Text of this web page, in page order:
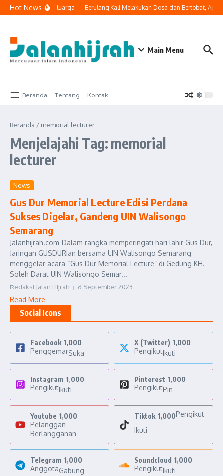
Lewati ke konten
Hot News
ke Ruang Keluarga Berulang Kali Melakukan Dosa dan Bertobat,
Main Menu
Beranda Tentang Kontak
Beranda / memorial lecturer
Menjelajahi Tag: memorial
lecturer
News
Gus Dur Memorial Lecture Edisi Perdana
Sukses Digelar, Gandeng UIN Walisongo
Semarang
Jalanhijrah.com-Dalam rangka memperingati hari lahir Gus Dur,
Jaringan GUSDURian bersama UIN Walisongo Semarang
menggelar acara “Gus Dur Memorial Lecture” di Gedung KH.
Soleh Darat UIN Walisongo Semar...
Redaksi Jalan Hijrah 6 September 2023
Read More
Social Icons
Facebook 1,000
PenggemarSuka
X (Twitter) 1,000
PengikutIkuti
Instagram 1,000
PengikutIkuti
Pinterest 1,000
PengikutPin
Youtube 1,000
Pelanggan
Berlangganan
Tiktok 1,000Pengikut
Ikuti
Telegram 1,000
AnggotaGabung
Soundcloud 1,000
PengikutIkuti